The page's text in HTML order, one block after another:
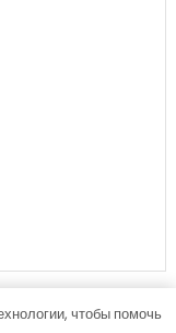
чтобы помочь